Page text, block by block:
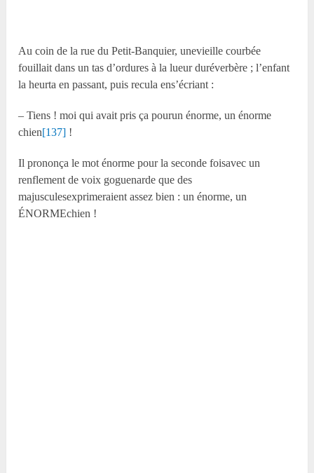
Au coin de la rue du Petit-Banquier, unevieille courbée
fouillait dans un tas d’ordures à la lueur duréverbère ; l’enfant
la heurta en passant, puis recula ens’écriant :
– Tiens ! moi qui avait pris ça pourun énorme, un énorme
chien[137] !
Il prononça le mot énorme pour la seconde foisavec un
renflement de voix goguenarde que des
majusculesexprimeraient assez bien : un énorme, un
ÉNORMEchien !